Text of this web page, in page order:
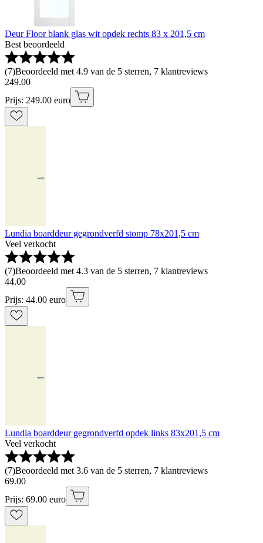
Deur Floor blank glas wit opdek rechts 83 x 201,5 cm
Best beoordeeld
(7)Beoordeeld met 4.9 van de 5 sterren, 7 klantreviews
249.00
Prijs: 249.00 euro
Lundia boarddeur gegrondverfd stomp 78x201,5 cm
Veel verkocht
(7)Beoordeeld met 4.3 van de 5 sterren, 7 klantreviews
44.00
Prijs: 44.00 euro
Lundia boarddeur gegrondverfd opdek links 83x201,5 cm
Veel verkocht
(7)Beoordeeld met 3.6 van de 5 sterren, 7 klantreviews
69.00
Prijs: 69.00 euro